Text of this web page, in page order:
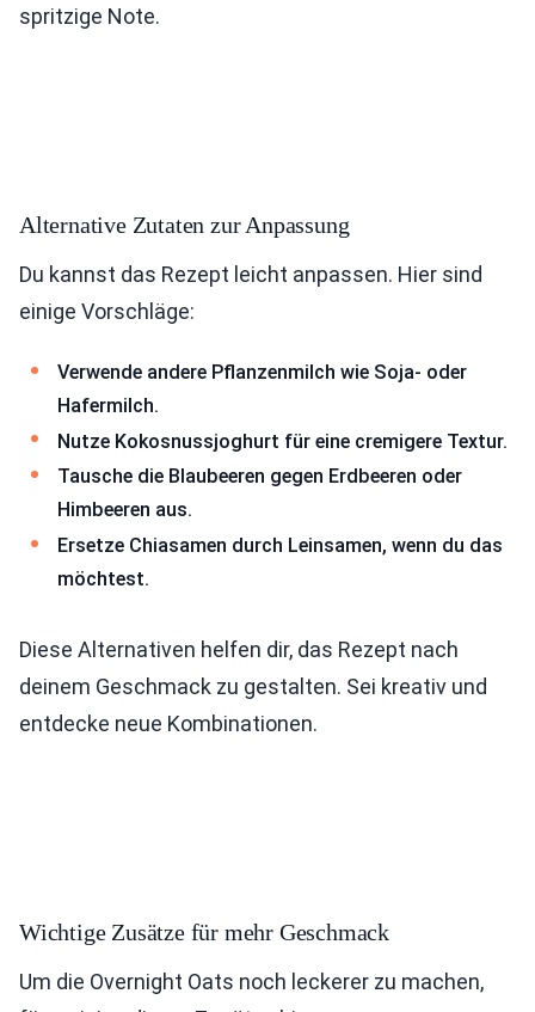
spritzige Note.
Alternative Zutaten zur Anpassung
Du kannst das Rezept leicht anpassen. Hier sind
einige Vorschläge:
Verwende andere Pflanzenmilch wie Soja- oder
Hafermilch.
Nutze Kokosnussjoghurt für eine cremigere Textur.
Tausche die Blaubeeren gegen Erdbeeren oder
Himbeeren aus.
Ersetze Chiasamen durch Leinsamen, wenn du das
möchtest.
Diese Alternativen helfen dir, das Rezept nach
deinem Geschmack zu gestalten. Sei kreativ und
entdecke neue Kombinationen.
Wichtige Zusätze für mehr Geschmack
Um die Overnight Oats noch leckerer zu machen,